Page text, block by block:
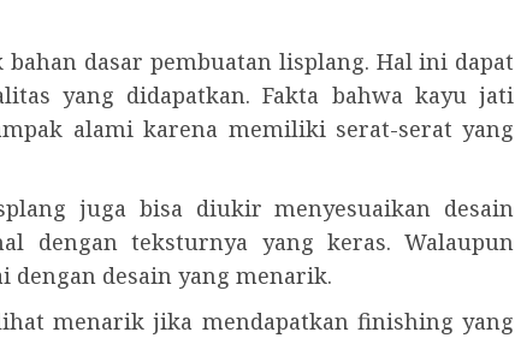
dasar pembuatan lisplang. Hal ini dapat
yang didapatkan. Fakta bahwa kayu jati
alami karena memiliki serat-serat yang
juga bisa diukir menyesuaikan desain
dengan teksturnya yang keras. Walaupun
desain yang menarik.
menarik jika mendapatkan finishing yang